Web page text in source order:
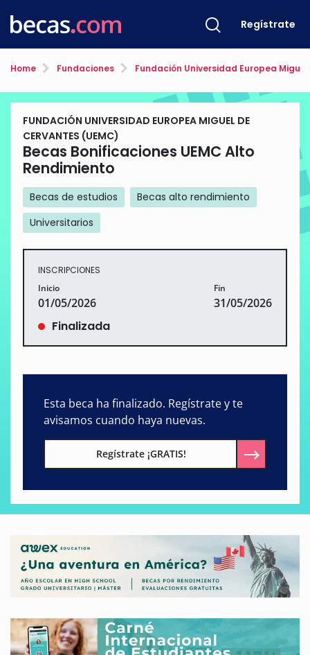
Regístrate
Home Fundaciones Fundación Universidad Europea
FUNDACIÓN UNIVERSIDAD EUROPEA MIGUEL DE
CERVANTES (UEMC)
Becas Bonificaciones UEMC Alto
Rendimiento
Becas de estudios
Becas alto rendimiento
Universitarios
INSCRIPCIONES
Inicio
01/05/2026
Fin
31/05/2026
Finalizada
Esta beca ha finalizado. Regístrate y te
avisamos cuando haya nuevas.
Regístrate ¡GRATIS!